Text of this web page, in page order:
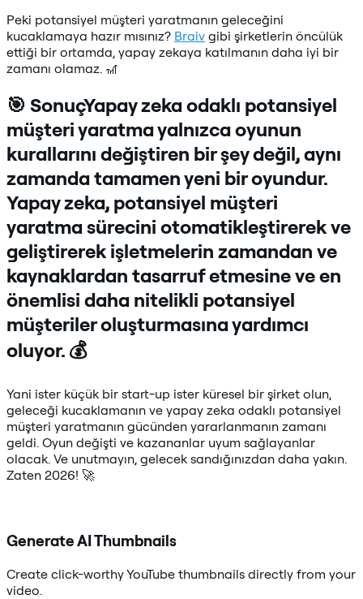
Peki potansiyel müşteri yaratmanın geleceğini
kucaklamaya hazır mısınız? Braiv gibi şirketlerin öncülük
ettiği bir ortamda, yapay zekaya katılmanın daha iyi bir
zamanı olamaz. 🎢
🎯 SonuçYapay zeka odaklı potansiyel
müşteri yaratma yalnızca oyunun
kurallarını değiştiren bir şey değil, aynı
zamanda tamamen yeni bir oyundur.
Yapay zeka, potansiyel müşteri
yaratma sürecini otomatikleştirerek ve
geliştirerek işletmelerin zamandan ve
kaynaklardan tasarruf etmesine ve en
önemlisi daha nitelikli potansiyel
müşteriler oluşturmasına yardımcı
oluyor. 💰
Yani ister küçük bir start-up ister küresel bir şirket olun,
geleceği kucaklamanın ve yapay zeka odaklı potansiyel
müşteri yaratmanın gücünden yararlanmanın zamanı
geldi. Oyun değişti ve kazananlar uyum sağlayanlar
olacak. Ve unutmayın, gelecek sandığınızdan daha yakın.
Zaten 2026! 🚀
Generate AI Thumbnails
Create click-worthy YouTube thumbnails directly from your
video.